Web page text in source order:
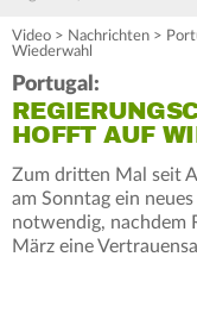
Video > Nachrichten >
Wiederwahl
Portugal:
HOFFT AUF
Zum dritten Mal seit
am Sonntag ein
notwendig, nachdem
März eine